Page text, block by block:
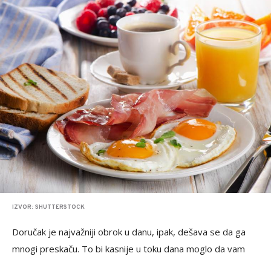
IZVOR: SHUTTERSTOCK
Doručak je najvažniji obrok u danu, ipak, dešava se da ga
mnogi preskaču. To bi kasnije u toku dana moglo da vam